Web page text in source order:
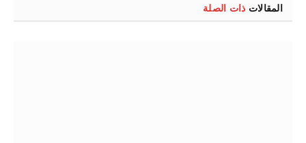
المقالات ذات الصلة